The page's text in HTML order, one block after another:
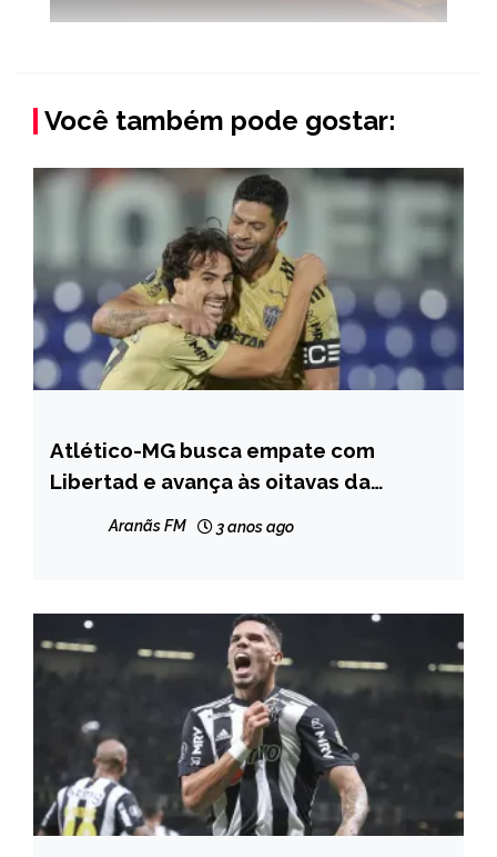
Você também pode gostar:
ESPORTES
Atlético-MG busca empate com
Libertad e avança às oitavas da
Aranãs FM 3 anos ago